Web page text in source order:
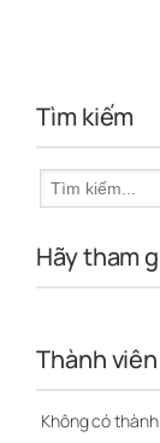
Tìm kiếm
Hãy tham
Thành
Không có